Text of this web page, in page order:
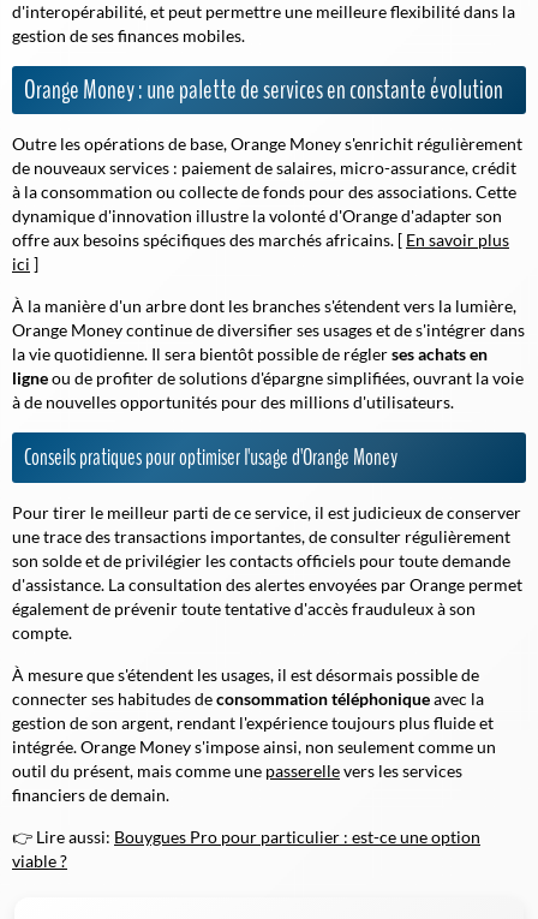
d'interopérabilité, et peut permettre une meilleure flexibilité dans la
gestion de ses finances mobiles.
Orange Money : une palette de services en constante évolution
Outre les opérations de base, Orange Money s'enrichit régulièrement
de nouveaux services : paiement de salaires, micro-assurance, crédit
à la consommation ou collecte de fonds pour des associations. Cette
dynamique d'innovation illustre la volonté d'Orange d'adapter son
offre aux besoins spécifiques des marchés africains. [ En savoir plus
ici ]
À la manière d'un arbre dont les branches s'étendent vers la lumière,
Orange Money continue de diversifier ses usages et de s'intégrer dans
la vie quotidienne. Il sera bientôt possible de réglerses achats en
ligneou de profiter de solutions d'épargne simplifiées, ouvrant la voie
à de nouvelles opportunités pour des millions d'utilisateurs.
Conseils pratiques pour optimiser l'usage d'Orange Money
Pour tirer le meilleur parti de ce service, il est judicieux de conserver
une trace des transactions importantes, de consulter régulièrement
son solde et de privilégier les contacts officiels pour toute demande
d'assistance. La consultation des alertes envoyées par Orange permet
également de prévenir toute tentative d'accès frauduleux à son
compte.
À mesure que s'étendent les usages, il est désormais possible de
connecter ses habitudes deconsommation téléphoniqueavec la
gestion de son argent, rendant l'expérience toujours plus fluide et
intégrée. Orange Money s'impose ainsi, non seulement comme un
outil du présent, mais comme une passerellevers les services
financiers de demain.
👉 Lire aussi: Bouygues Pro pour particulier : est-ce une option
viable ?